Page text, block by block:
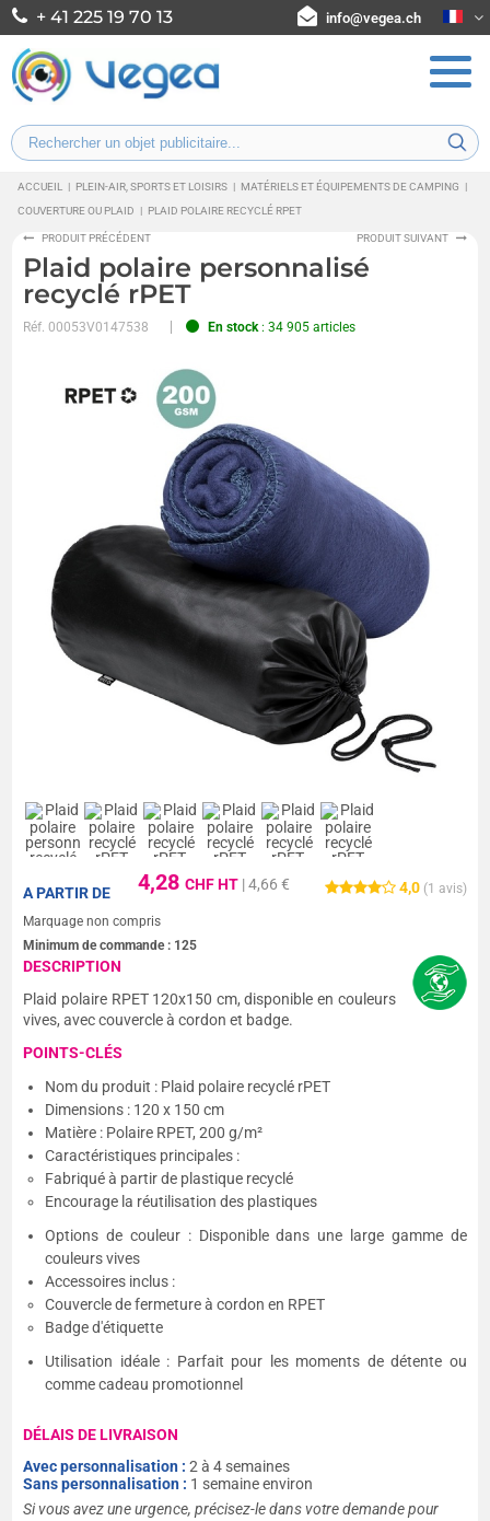
+ 41 225 19 70 13 info@vegea.ch
ACCUEIL | PLEIN-AIR, SPORTS ET LOISIRS | MATÉRIELS ET ÉQUIPEMENTS DE CAMPING
|
COUVERTURE OU PLAID
| PLAID POLAIRE RECYCLÉ RPET
PRODUIT PRÉCÉDENT PRODUIT SUIVANT
Plaid polaire personnalisé
recyclé rPET
Réf.00053V0147538 En stock: 34 905 articles
4,0 (1 avis)
4,28CHF HT | 4,66 €
A PARTIR DE
Marquage non compris
Minimum de commande : 125
DESCRIPTION
Plaid polaire RPET 120x150 cm, disponible en couleurs
vives, avec couvercle à cordon et badge.
POINTS-CLÉS
Nom du produit : Plaid polaire recyclé rPET
Dimensions : 120 x 150 cm
Matière : Polaire RPET, 200 g/m²
Caractéristiques principales :
Fabriqué à partir de plastique recyclé
Encourage la réutilisation des plastiques
Options de couleur : Disponible dans une large gamme de
couleurs vives
Accessoires inclus :
Couvercle de fermeture à cordon en RPET
Badge d'étiquette
Utilisation idéale : Parfait pour les moments de détente ou
comme cadeau promotionnel
DÉLAIS DE LIVRAISON
Avec personnalisation :2 à 4 semaines
Sans personnalisation : 1 semaine environ
Si vous avez une urgence, précisez-le dans votre demande pour